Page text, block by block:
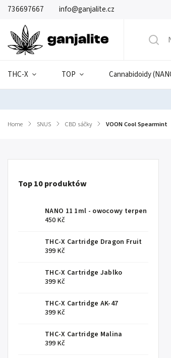
736697667 info@ganjalite.cz
THC-X TOP Cannabidoidy
Home / SNUS / CBD sáčky / VOON Cool Spearmint
Top 10 produktów
NANO 11 1ml - owocowy terpen
450 Kč
THC-X Cartridge Dragon Fruit
399 Kč
THC-X Cartridge Jablko
399 Kč
THC-X Cartridge AK-47
399 Kč
THC-X Cartridge Malina
399 Kč